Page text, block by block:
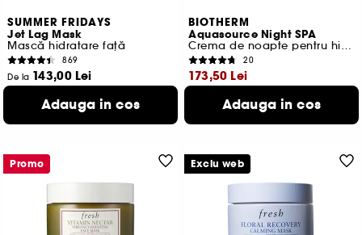
SUMMER FRIDAYS
Jet Lag Mask
Mască hidratare față
869
De la 143,00 Lei
510,71 Lei
2 variante disponibile
Adauga in cos
BIOTHERM
Aquasource Night SPA
Crema de noapte pentru hidratare
20
173,50 Lei
Cel mai mic pret:286,00 Lei -39.3%
347,00 Lei /100ml
Adauga in cos
Promo Exclu web